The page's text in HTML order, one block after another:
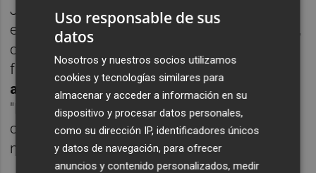
José María Amat se felicita por la "decisión
estratégica" que adoptó la empresa en 2009,
cuando en lugar de dedicarse a la
fabricación de zapato de gama media,
apostó por mantenerse en el nicho del lujo
"Nuestros competidores que bajaron la
calidad y el precio han desaparecido, lo que
nos deja como referentes".
Uso responsable de sus
datos
Nosotros y nuestros socios utilizamos
cookies y tecnologías similares para
almacenar y acceder a información en su
dispositivo y procesar datos personales,
como su dirección IP, identificadores únicos
y datos de navegación, para ofrecer
anuncios y contenido personalizados, medir